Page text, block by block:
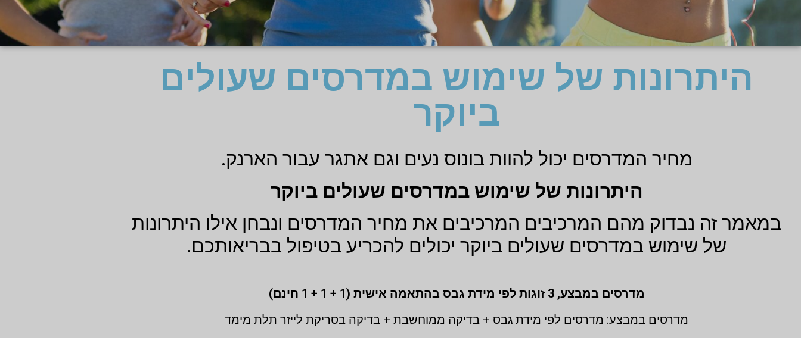
היתרונות של שימוש במדרסים שעולים
ביוקר
מחיר המדרסים יכול להוות בונוס נעים וגם אתגר עבור הארנק.
היתרונות של שימוש במדרסים שעולים ביוקר
במאמר זה נבדוק מהם המרכיבים המרכיבים את מחיר המדרסים ונבחן אילו היתרונות
של שימוש במדרסים שעולים ביוקר יכולים להכריע בטיפול בבריאותכם.
מדרסים במבצע,3 זוגות לפי מידת גבס בהתאמה אישית (1 + 1 + 1 חינם)
מדרסים במבצע: מדרסים לפי מידת גבס + בדיקה ממוחשבת + בדיקה בסריקת לייזר תלת מימד